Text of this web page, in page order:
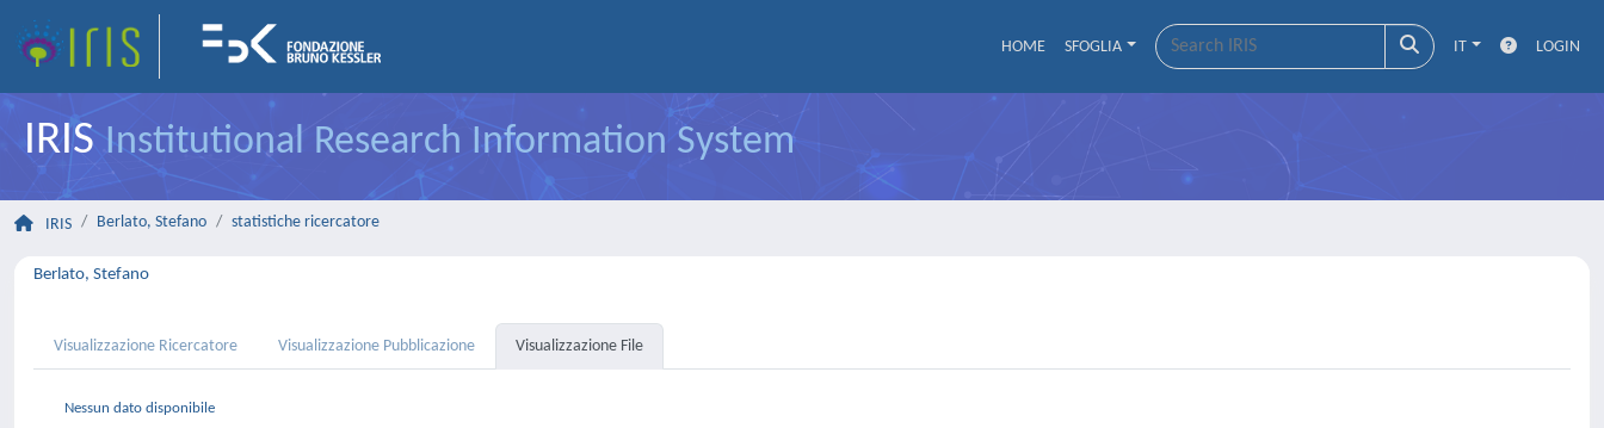
HOME SFOGLIA IT LOGIN
IRISInstitutional Research Information System
IRIS Berlato, Stefano statistiche ricercatore
Berlato, Stefano
Visualizzazione Ricercatore Visualizzazione Pubblicazione Visualizzazione File
Nessun dato disponibile